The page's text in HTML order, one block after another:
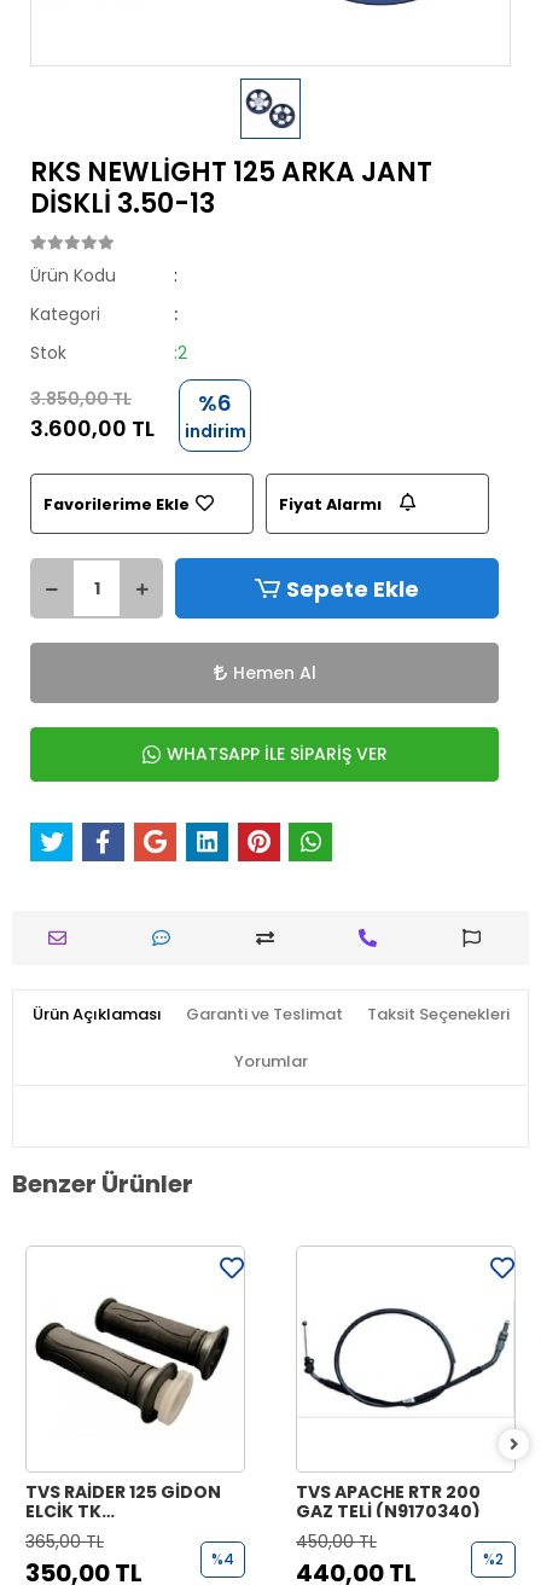
RKS NEWLİGHT 125 ARKA JANT
DİSKLİ 3.50-13
Ürün Kodu
:
Kategori
:
Stok
:2
3.850,00 TL
3.600,00 TL
%6
indirim
Favorilerime Ekle Fiyat Alarmı
Sepete Ekle
Hemen Al
WHATSAPP İLE SİPARİŞ VER
Ürün Açıklaması Garanti ve Teslimat Taksit Seçenekleri
Yorumlar
Benzer Ürünler
TVS RAİDER 125 GİDON
ELCİK TK
(N9221070+N9221170)
365,00 TL
350,00 TL %4
TVS APACHE RTR 200
GAZ TELİ (N9170340)
450,00 TL
440,00 TL %2